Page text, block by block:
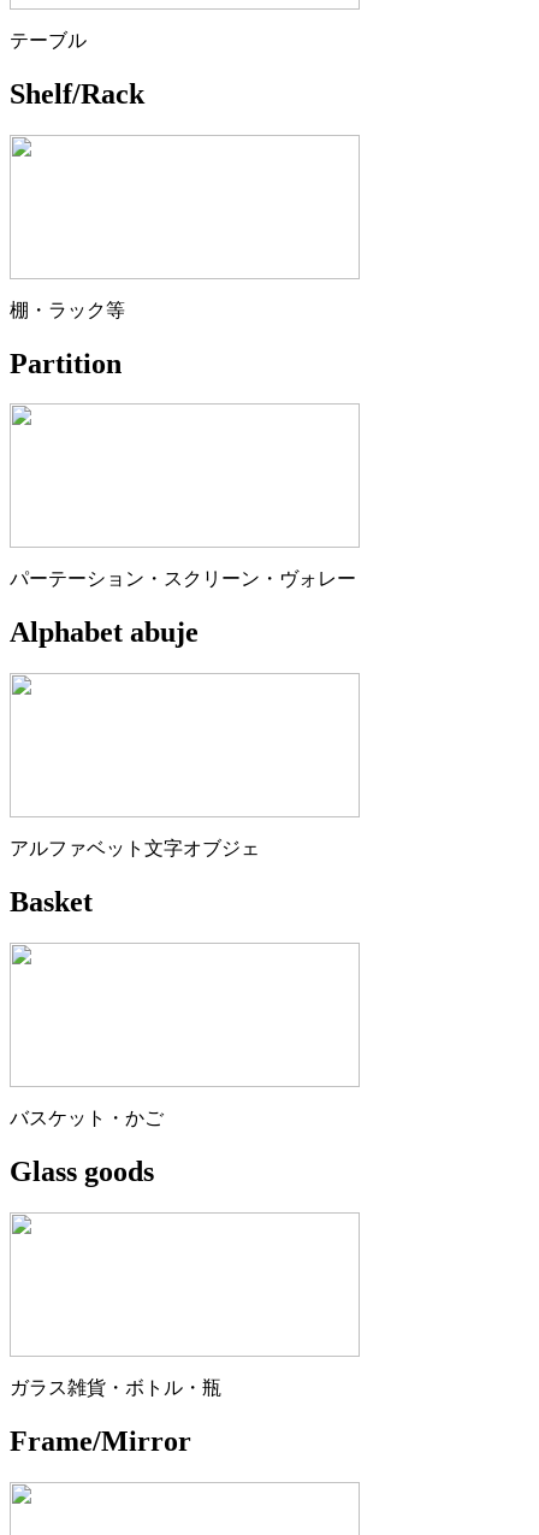
テーブル
Shelf/Rack
棚・ラック等
Partition
パーテーション・スクリーン・ヴォレー
Alphabet abuje
アルファベット文字オブジェ
Basket
バスケット・かご
Glass goods
ガラス雑貨・ボトル・瓶
Frame/Mirror